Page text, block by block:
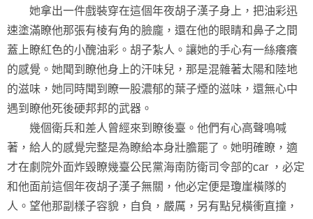
她拿出一件戲裝穿在這個年夜胡子漢子身上，把油彩迅
速塗滿瞭他那張有棱有角的臉龐，還在他的眼睛和鼻子之間
蓋上瞭紅色的小醜油彩。胡子紮人。讓她的手心有一絲癢癢
的感覺。她聞到瞭他身上的汗味兒，那是混雜著太陽和陸地
的滋味，她同時聞到瞭一股濃郁的葉子煙的滋味，還無心中
遇到瞭他死後硬邦邦的武器。
幾個衛兵和差人曾經來到瞭後臺。他們有心高聲鳴喊
著，給人的感覺完整是為瞭給本身壯膽罷了。她明確瞭，適
才在劇院外面炸毀瞭幾臺公民黨海南防衛司令部的car ，必定
和他面前這個年夜胡子漢子無關，他必定便是瓊崖橫隊的
人。望他那副樣子容貌，自負，嚴厲，另有點兒橫衝直撞，